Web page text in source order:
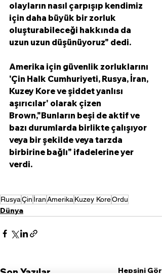
olayların nasıl çarpışıp kendimiz
için daha büyük bir zorluk
oluşturabileceği hakkında da
uzun uzun düşünüyoruz" dedi.
Amerika için güvenlik zorluklarını
'Çin Halk Cumhuriyeti, Rusya, İran,
Kuzey Kore ve şiddet yanlısı
aşırıcılar' olarak çizen
Brown,"Bunların beşi de aktif ve
bazı durumlarda birlikte çalışıyor
veya bir şekilde veya tarzda
birbirine bağlı" ifadelerine yer
verdi.
RusyaÇin İranAmerikaKuzey KoreOrdu
Dünya
Son Yazılar Hepsini Gör